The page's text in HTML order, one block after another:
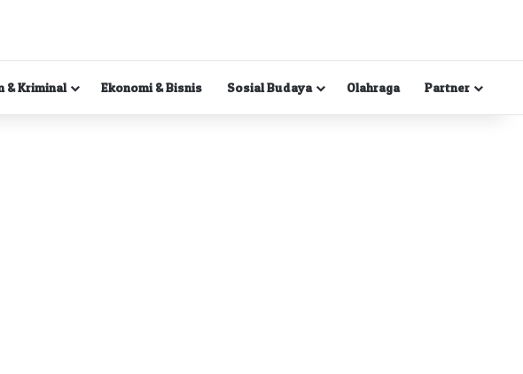
& Kriminal Ekonomi & Bisnis Sosial Budaya Olahraga Partner